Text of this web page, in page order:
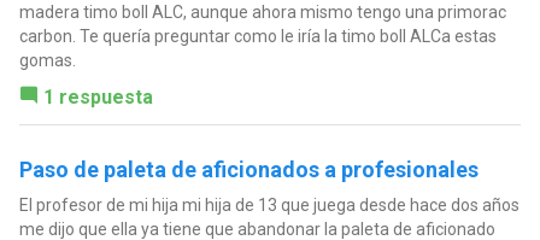
madera timo boll ALC, aunque ahora mismo tengo una primorac
carbon. Te quería preguntar como le iría la timo boll ALCa estas
gomas.
1 respuesta
Paso de paleta de aficionados a profesionales
El profesor de mi hija mi hija de 13 que juega desde hace dos años
me dijo que ella ya tiene que abandonar la paleta de aficionado